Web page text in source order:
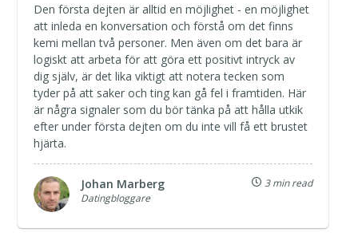
Den första dejten är alltid en möjlighet - en möjlighet
att inleda en konversation och förstå om det finns
kemi mellan två personer. Men även om det bara är
logiskt att arbeta för att göra ett positivt intryck av
dig själv, är det lika viktigt att notera tecken som
tyder på att saker och ting kan gå fel i framtiden. Här
är några signaler som du bör tänka på att hålla utkik
efter under första dejten om du inte vill få ett brustet
hjärta.
Johan Marberg
Datingbloggare
3 min read